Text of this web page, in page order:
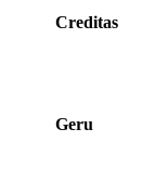
Creditas
Geru